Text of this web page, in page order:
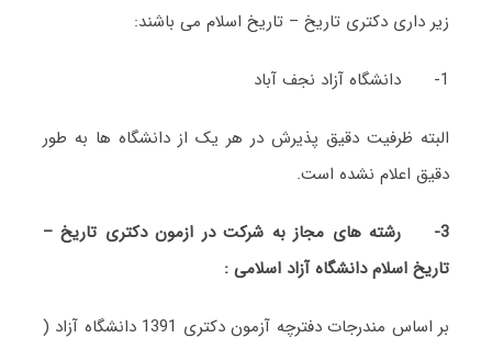
زیر داری دکتری تاریخ – تاریخ اسلام می باشند:
1- دانشگاه آزاد نجف آباد
البته ظرفیت دقیق پذیرش در هر یک از دانشگاه ها به طور
دقیق اعلام نشده است.
3-
رشته های مجاز به شرکت در ازمون دکتری تاریخ –
تاریخ اسلام دانشگاه آزاد اسلامی :
بر اساس مندرجات دفترچه آزمون دکتری 1391 دانشگاه آزاد (